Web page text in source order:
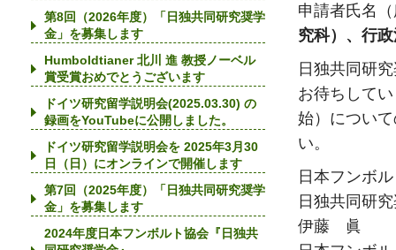
申請者⽒名
究科）、行
日独共同研
お待ちして
始）につい
い。
日本フンボ
日独共同研
伊藤 眞
第8回（2026年度）「日独共同研究奨学
金」を募集します
Humboldtianer 北川 進 教授ノーベル
賞受賞おめでとうございます
ドイツ研究留学説明会(2025.03.30) の
録画をYouTubeに公開しました。
ドイツ研究留学説明会を 2025年3月30
日（日）にオンラインで開催します
第7回（2025年度）「日独共同研究奨学
金」を募集します
2024年度日本フンボルト協会『日独共